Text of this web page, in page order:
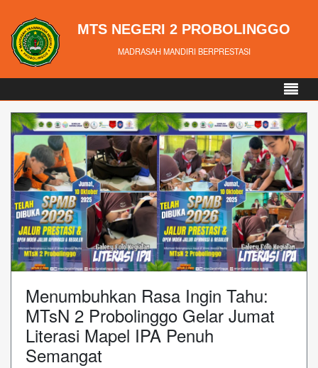
MTS NEGERI 2 PROBOLINGGO
MADRASAH MANDIRI BERPRESTASI
Menumbuhkan Rasa Ingin Tahu:
MTsN 2 Probolinggo Gelar Jumat
Literasi Mapel IPA Penuh
Semangat